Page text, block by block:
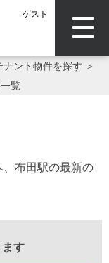
ゲスト
ント物件を探す ＞
覧
布田駅の最新の
す